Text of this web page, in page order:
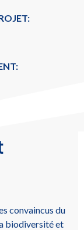
convaincus du
biodiversité et